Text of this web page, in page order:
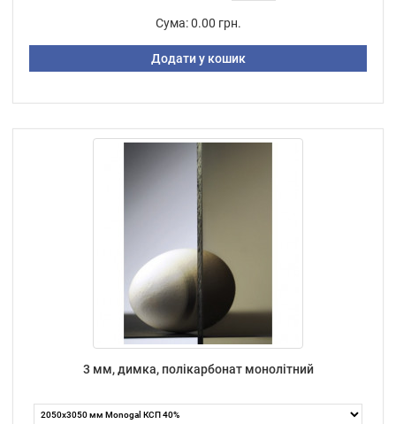
Сума: 0.00 грн.
Додати у кошик
3 мм, димка, полікарбонат монолітний